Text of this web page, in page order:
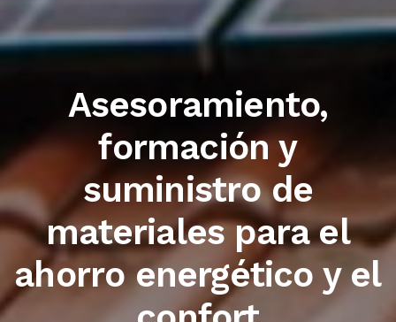
Trabajamos con las
primeras marcas del
sector